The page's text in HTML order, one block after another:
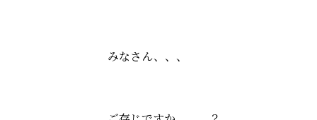
みなさん、、、